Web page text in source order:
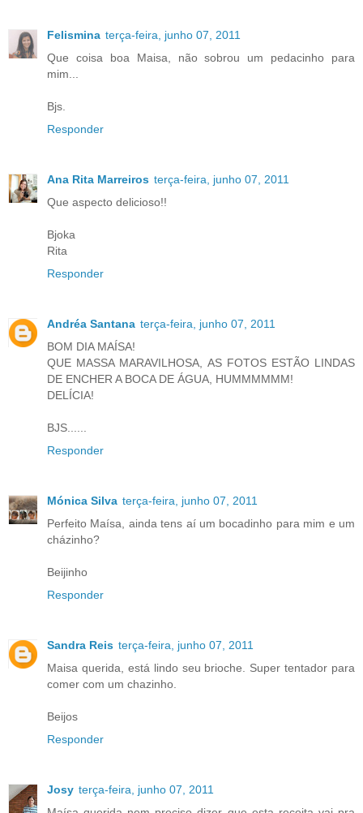
Felismina terça-feira, junho 07, 2011
Que coisa boa Maisa, não sobrou um pedacinho para
mim...
Bjs.
Responder
Ana Rita Marreiros terça-feira, junho 07, 2011
Que aspecto delicioso!!
Bjoka
Rita
Responder
Andréa Santana terça-feira, junho 07, 2011
BOM DIA MAÍSA!
QUE MASSA MARAVILHOSA, AS FOTOS ESTÃO LINDAS
DE ENCHER A BOCA DE ÁGUA, HUMMMMMM!
DELÍCIA!
BJS......
Responder
Mónica Silva terça-feira, junho 07, 2011
Perfeito Maísa, ainda tens aí um bocadinho para mim e um
cházinho?
Beijinho
Responder
Sandra Reis terça-feira, junho 07, 2011
Maisa querida, está lindo seu brioche. Super tentador para
comer com um chazinho.
Beijos
Responder
Josy terça-feira, junho 07, 2011